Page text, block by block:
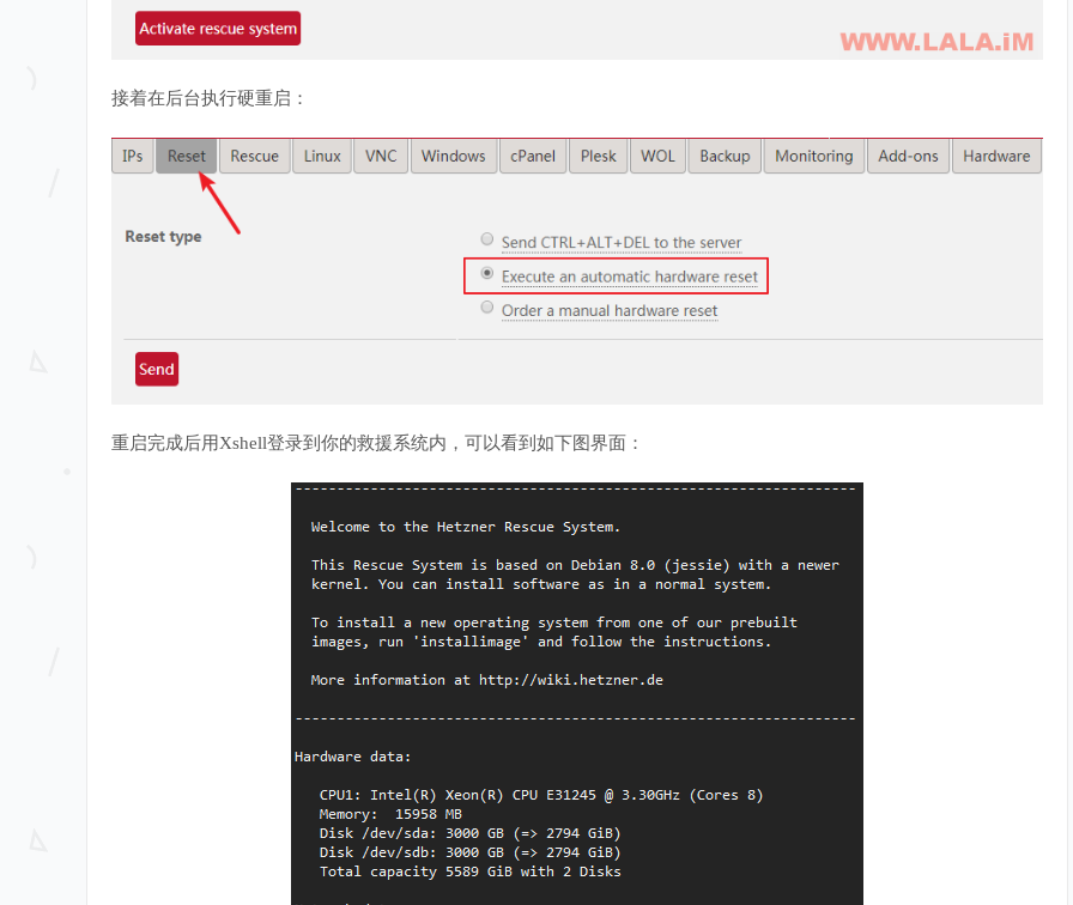
接着在后台执行硬重启：
重启完成后用Xshell登录到你的救援系统内，可以看到如下图界面：